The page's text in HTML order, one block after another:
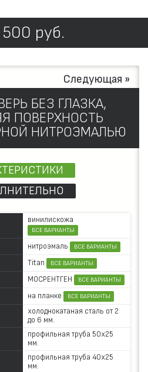
руб.
Следующая »
БЕЗ ГЛАЗКА,
ПОВЕРХНОСТЬ
НИТРОЭМАЛЬЮ
винилискожа
ВСЕ ВАРИАНТЫ
нитроэмаль ВСЕ ВАРИАНТЫ
Titan ВСЕ ВАРИАНТЫ
МОСРЕНТГЕН ВСЕ ВАРИАНТЫ
на планке ВСЕ ВАРИАНТЫ
холоднокатаная сталь от 2
до 6 мм.
профильная труба 50х25
мм.
профильная труба 40х25
мм.